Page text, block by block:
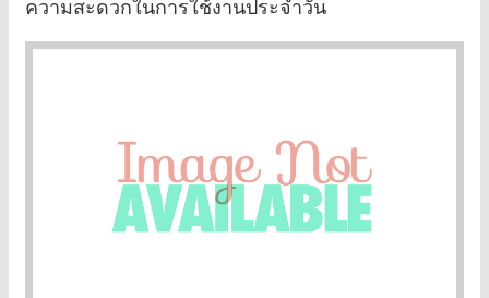
ความสะดวกในการใช้งานประจำวัน